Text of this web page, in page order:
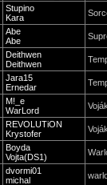
Stupino
Kara
Abe
Abe
Deithwen
Deithwen
Jara15
Ernedar
M!_e
WarLord
REVOLUTiON
Krystofer
Boyda
Vojta(DS1)
dvormi01
michal